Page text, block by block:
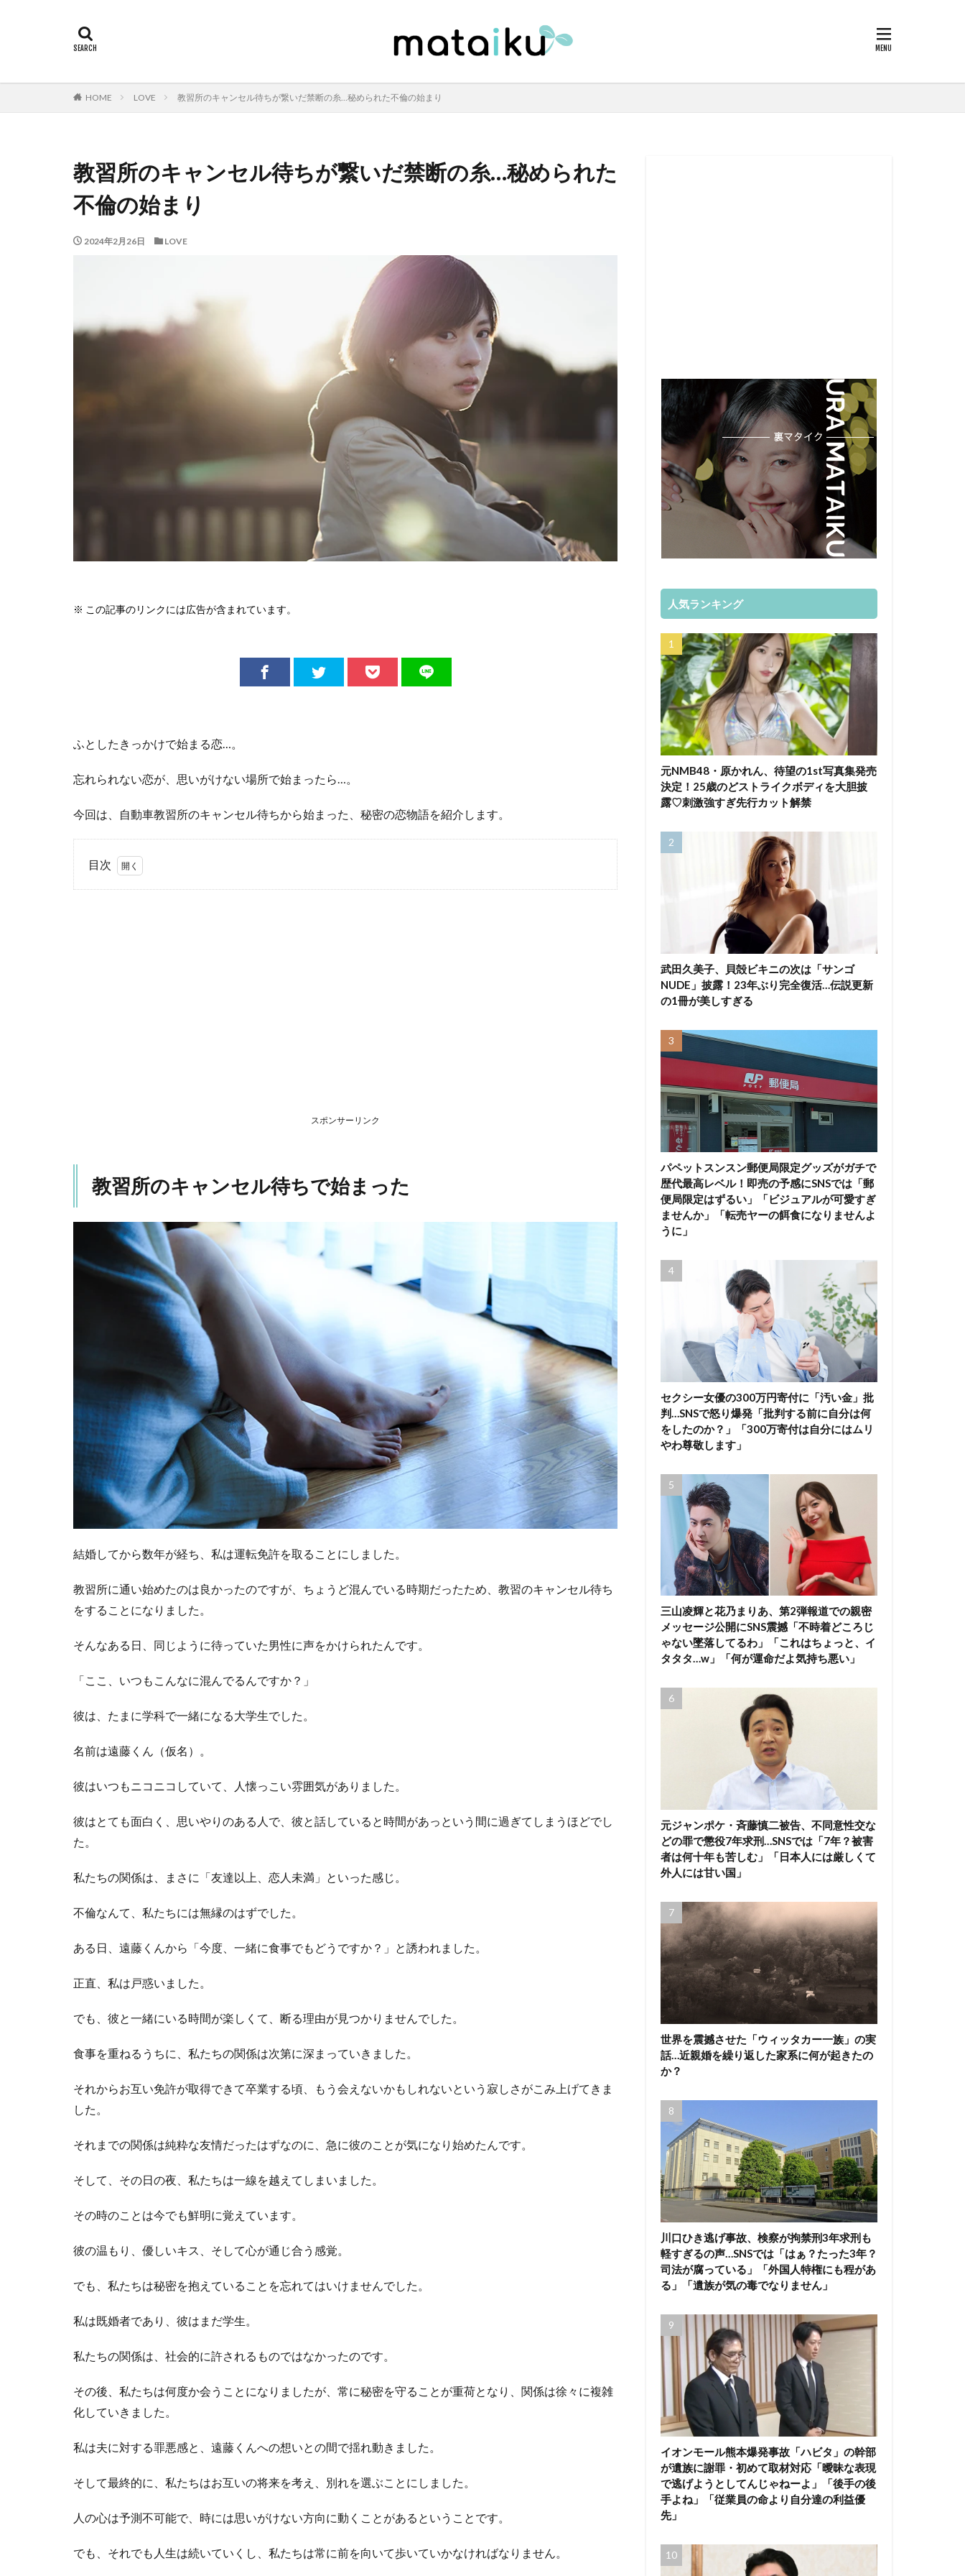
HOME LOVE 教習所のキャンセル待ちが繋いだ禁断の糸…秘められた不倫の始まり
教習所のキャンセル待ちが繋いだ禁断の糸…秘められた
不倫の始まり
2024年2月26日 LOVE
※ この記事のリンクには広告が含まれています。
ふとしたきっかけで始まる恋…。
忘れられない恋が、思いがけない場所で始まったら…。
今回は、自動車教習所のキャンセル待ちから始まった、秘密の恋物語を紹介します。
目次
と
め
スポンサーリンク
教習所のキャンセル待ちで始まった
結婚してから数年が経ち、私は運転免許を取ることにしました。
教習所に通い始めたのは良かったのですが、ちょうど混んでいる時期だったため、教習のキャンセル待ち
をすることになりました。
そんなある日、同じように待っていた男性に声をかけられたんです。
「ここ、いつもこんなに混んでるんですか？」
彼は、たまに学科で一緒になる大学生でした。
名前は遠藤くん（仮名）。
彼はいつもニコニコしていて、人懐っこい雰囲気がありました。
彼はとても面白く、思いやりのある人で、彼と話していると時間があっという間に過ぎてしまうほどでし
た。
私たちの関係は、まさに「友達以上、恋人未満」といった感じ。
不倫なんて、私たちには無縁のはずでした。
ある日、遠藤くんから「今度、一緒に食事でもどうですか？」と誘われました。
正直、私は戸惑いました。
でも、彼と一緒にいる時間が楽しくて、断る理由が見つかりませんでした。
食事を重ねるうちに、私たちの関係は次第に深まっていきました。
それからお互い免許が取得できて卒業する頃、もう会えないかもしれないという寂しさがこみ上げてきま
した。
それまでの関係は純粋な友情だったはずなのに、急に彼のことが気になり始めたんです。
そして、その日の夜、私たちは一線を越えてしまいました。
その時のことは今でも鮮明に覚えています。
彼の温もり、優しいキス、そして心が通じ合う感覚。
でも、私たちは秘密を抱えていることを忘れてはいけませんでした。
私は既婚者であり、彼はまだ学生。
私たちの関係は、社会的に許されるものではなかったのです。
その後、私たちは何度か会うことになりましたが、常に秘密を守ることが重荷となり、関係は徐々に複雑
化していきました。
私は夫に対する罪悪感と、遠藤くんへの想いとの間で揺れ動きました。
そして最終的に、私たちはお互いの将来を考え、別れを選ぶことにしました。
人の心は予測不可能で、時には思いがけない方向に動くことがあるということです。
でも、それでも人生は続いていくし、私たちは常に前を向いて歩いていかなければなりません。
人気ランキング
元NMB48・原かれん、待望の1st写真集発売
決定！25歳のどストライクボディを大胆披
露♡刺激強すぎ先行カット解禁
武田久美子、貝殻ビキニの次は「サンゴ
NUDE」披露！23年ぶり完全復活…伝説更新
の1冊が美しすぎる
パペットスンスン郵便局限定グッズがガチで
歴代最高レベル！即売の予感にSNSでは「郵
便局限定はずるい」「ビジュアルが可愛すぎ
ませんか」「転売ヤーの餌食になりませんよ
うに」
セクシー女優の300万円寄付に「汚い金」批
判…SNSで怒り爆発「批判する前に自分は何
をしたのか？」「300万寄付は自分にはムリ
やわ尊敬します」
三山凌輝と花乃まりあ、第2弾報道での親密
メッセージ公開にSNS震撼「不時着どころじ
ゃない墜落してるわ」「これはちょっと、イ
タタタ…w」「何が運命だよ気持ち悪い」
元ジャンポケ・斉藤慎二被告、不同意性交な
どの罪で懲役7年求刑…SNSでは「7年？被害
者は何十年も苦しむ」「日本人には厳しくて
外人には甘い国」
世界を震撼させた「ウィッタカー一族」の実
話…近親婚を繰り返した家系に何が起きたの
か？
川口ひき逃げ事故、検察が拘禁刑3年求刑も
軽すぎるの声…SNSでは「はぁ？たった3年？
司法が腐っている」「外国人特権にも程があ
る」「遺族が気の毒でなりません」
イオンモール熊本爆発事故「ハビタ」の幹部
が遺族に謝罪・初めて取材対応「曖昧な表現
で逃げようとしてんじゃねーよ」「後手の後
手よね」「従業員の命より自分達の利益優
先」